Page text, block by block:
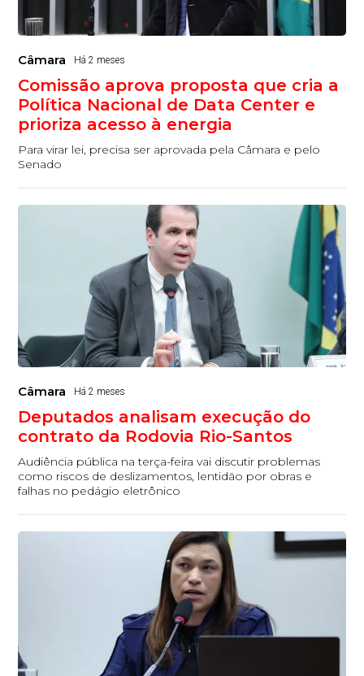
Câmara Há 2 meses
Comissão aprova proposta que cria a
Política Nacional de Data Center e
prioriza acesso à energia
Para virar lei, precisa ser aprovada pela Câmara e pelo
Senado
Câmara Há 2 meses
Deputados analisam execução do
contrato da Rodovia Rio-Santos
Audiência pública na terça-feira vai discutir problemas
como riscos de deslizamentos, lentidão por obras e
falhas no pedágio eletrônico